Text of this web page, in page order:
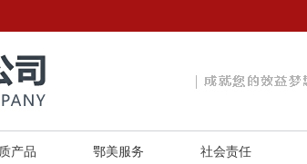
产品 鄂美服务 社会责任